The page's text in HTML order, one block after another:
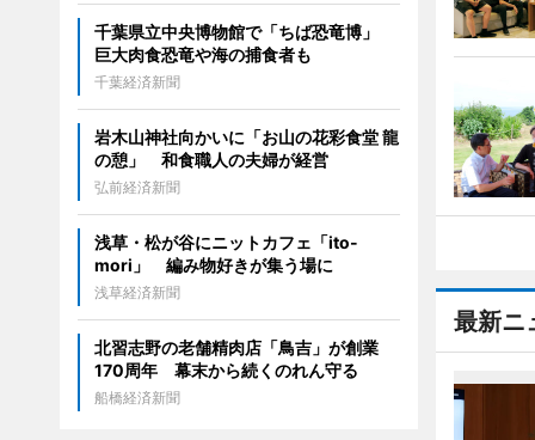
最新ニ
千葉県立中央博物館で「ちば恐竜博」
巨大肉食恐竜や海の捕食者も
千葉経済新聞
岩木山神社向かいに「お山の花彩食堂 龍
の憩」 和食職人の夫婦が経営
弘前経済新聞
浅草・松が谷にニットカフェ「ito-
mori」 編み物好きが集う場に
浅草経済新聞
北習志野の老舗精肉店「鳥吉」が創業
170周年 幕末から続くのれん守る
船橋経済新聞